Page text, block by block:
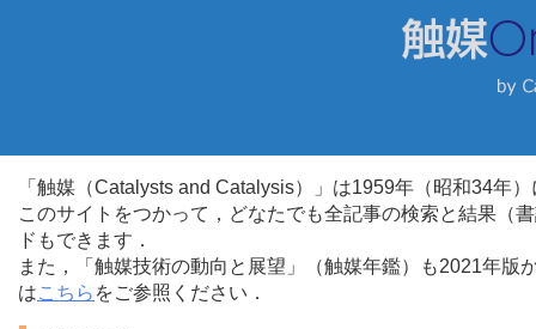
「触媒（Catalysts and Catalysis）」は1959年（昭和34年
このサイトをつかって，どなたでも全記事の検索と結果（
ドもできます．
また，「触媒技術の動向と展望」（触媒年鑑）も2021年
はこちら をご参照ください．